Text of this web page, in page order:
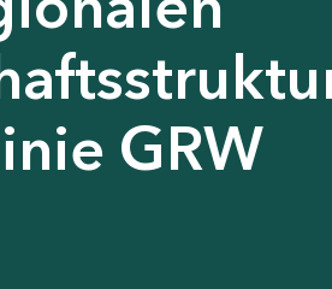
GRW